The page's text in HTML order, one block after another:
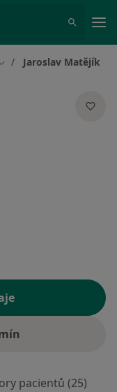
města
Jaroslav Matějík
pacientů (25)